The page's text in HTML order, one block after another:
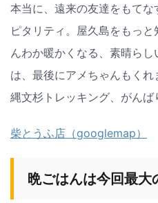
本当に、遠来の友達をもて
ピタリティ。屋久島をもっ
んわか暖かくなる、素晴ら
は、最後にアメちゃんもく
縄文杉トレッキング、がんば
柴とうふ店（googlemap）
晩ごはんは今回最大